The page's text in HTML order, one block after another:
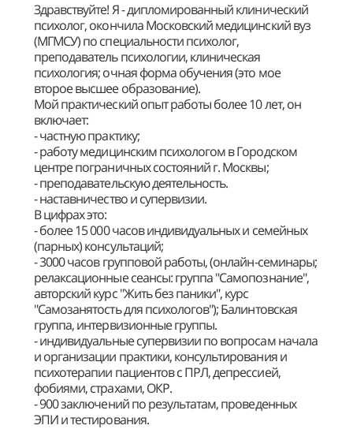
Здравствуйте! Я - дипломированный клинический
психолог, окончила Московский медицинский вуз
(МГМСУ) по специальности психолог,
преподаватель психологии, клиническая
психология; очная форма обучения (это мое
второе высшее образование).
Мой практический опыт работы более 10 лет, он
включает:
- частную практику;
- работу медицинским психологом в Городском
центре пограничных состояний г. Москвы;
- преподавательскую деятельность.
- наставничество и супервизии.
В цифрах это:
- более 15 000 часов индивидуальных и семейных
(парных) консультаций;
- 3000 часов групповой работы, (онлайн-семинары;
релаксационные сеансы: группа "Самопознание",
авторский курс "Жить без паники", курс
"Самозанятость для психологов"); Балинтовская
группа, интервизионные группы.
- индивидуальные супервизии по вопросам начала
и организации практики, консультирования и
психотерапии пациентов с ПРЛ, депрессией,
фобиями, страхами, ОКР.
- 900 заключений по результатам, проведенных
ЭПИ и тестирования.